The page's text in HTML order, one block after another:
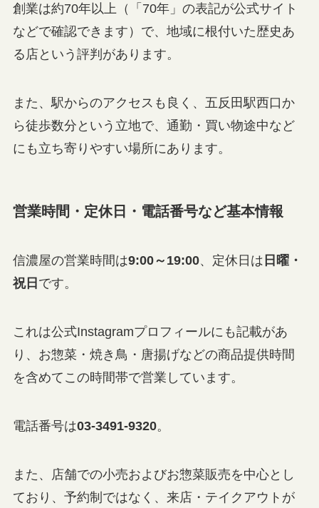
創業は約70年以上（「70年」の表記が公式サイト
などで確認できます）で、地域に根付いた歴史あ
る店という評判があります。
また、駅からのアクセスも良く、五反田駅西口か
ら徒歩数分という立地で、通勤・買い物途中など
にも立ち寄りやすい場所にあります。
営業時間・定休日・電話番号など基本情報
信濃屋の営業時間は9:00～19:00、定休日は 日曜・
祝日 です。
これは公式Instagramプロフィールにも記載があ
り、お惣菜・焼き鳥・唐揚げなどの商品提供時間
を含めてこの時間帯で営業しています。
電話番号は03-3491-9320。
また、店舗での小売およびお惣菜販売を中心とし
ており、予約制ではなく、来店・テイクアウトが